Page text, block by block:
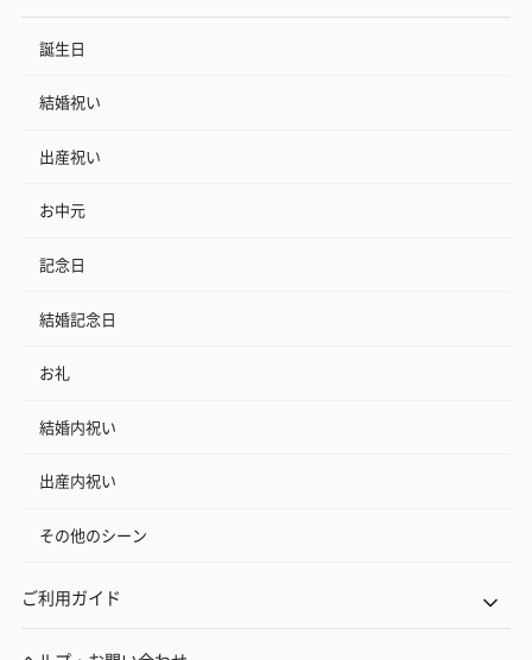
誕生日
結婚祝い
出産祝い
お中元
記念日
結婚記念日
お礼
結婚内祝い
出産内祝い
その他のシーン
ご利用ガイド